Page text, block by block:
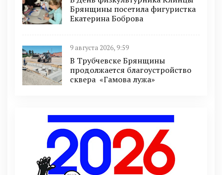
Брянщины посетила фигуристка
Екатерина Боброва
9 августа 2026, 9:59
В Трубчевске Брянщины
продолжается благоустройство
сквера «Гамова лужа»